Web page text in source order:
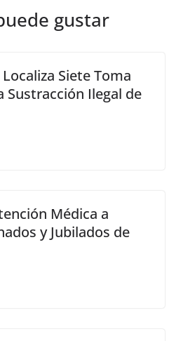
gustar
Siete Toma
Sustracción Ilegal de
Médica a
y Jubilados de